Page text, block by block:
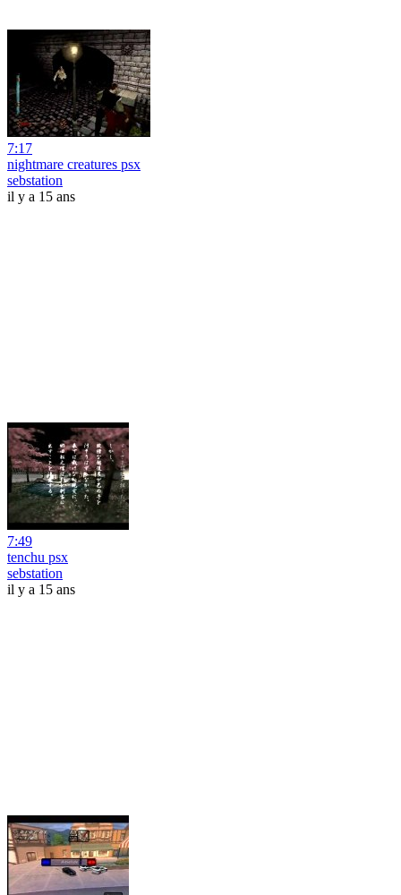
7:17
nightmare creatures psx
sebstation
il y a 15 ans
7:49
tenchu psx
sebstation
il y a 15 ans